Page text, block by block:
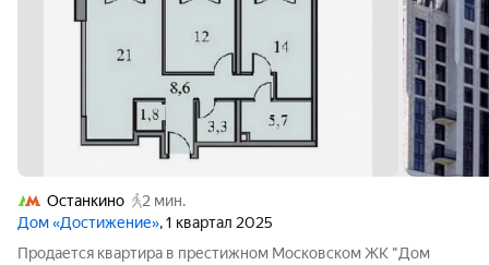
Останкино
2 мин.
Дом «Достижение», 1 квартал 2025
Продается квартира в престижном Московском ЖК "Дом